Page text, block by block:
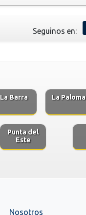
Seguinos en:
La Barra La Paloma
Punta del
Este
Nosotros